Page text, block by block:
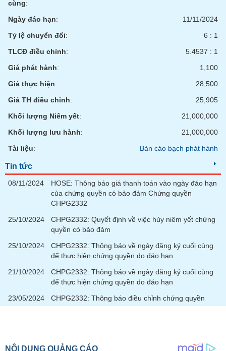
cùng:
Ngày đáo hạn:
11/11/2024
Tỷ lệ chuyển đổi:
6 : 1
TLCĐ điều chỉnh:
5.4537 : 1
Giá phát hành:
1,100
Giá thực hiện:
28,500
Giá TH điều chỉnh:
25,905
Khối lượng Niêm yết:
21,000,000
Khối lượng lưu hành:
21,000,000
Tài liệu: Bản cáo bạch phát hành
Tin tức
08/11/2024
HOSE: Thông báo giá thanh toán vào ngày đáo hạn
của chứng quyền có bảo đảm Chứng quyền
CHPG2332
25/10/2024
CHPG2332: Quyết định về việc hủy niêm yết chứng
quyền có bảo đảm
25/10/2024
CHPG2332: Thông báo về ngày đăng ký cuối cùng
để thực hiện chứng quyền do đáo hạn
21/10/2024
CHPG2332: Thông báo về ngày đăng ký cuối cùng
để thực hiện chứng quyền do đáo hạn
23/05/2024
CHPG2332: Thông báo điều chỉnh chứng quyền